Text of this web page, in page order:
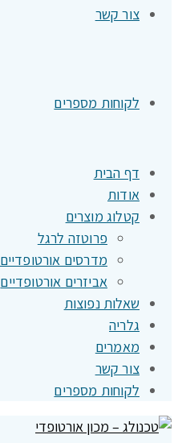
צור קשר
לקוחות מספרים
דף הבית
אודות
קטלוג מוצרים
פרוטזה לרגל
מדרסים אורטופדיים
אביזרים אורטופדיים
שאלות נפוצות
גלריה
מאמרים
צור קשר
לקוחות מספרים